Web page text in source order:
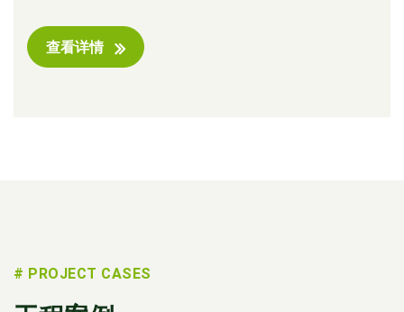
查看详情
# PROJECT CASES